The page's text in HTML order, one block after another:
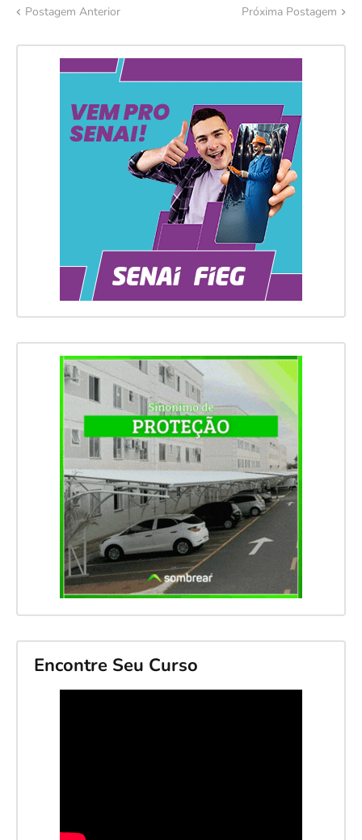
Postagem Anterior Próxima Postagem
Encontre Seu Curso